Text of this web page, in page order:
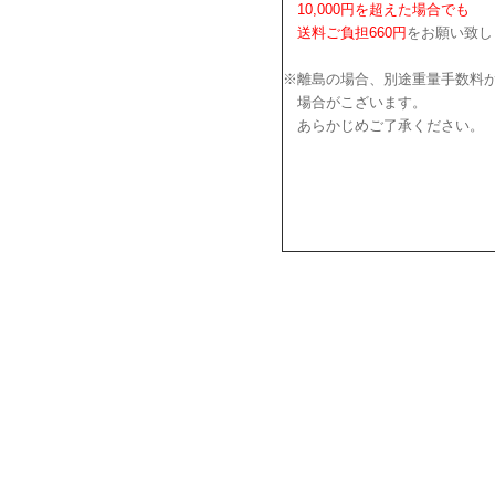
10,000円を超えた場合でも
送料ご負担660円 をお願い致
※離島の場合、別途重量手数料
場合がこざいます。
あらかじめご了承ください。